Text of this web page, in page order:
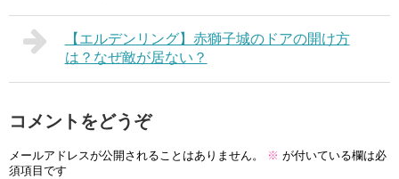
【エルデンリング】赤獅子城のドアの開け方
は？なぜ敵が居ない？
コメントをどうぞ
メールアドレスが公開されることはありません。 ※ が付いている欄は必
須項目です